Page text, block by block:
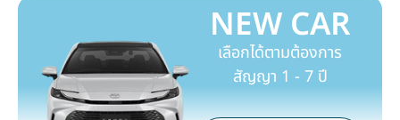
NEW CAR
เลือกได้ตามต้องการ
สัญญา 1 - 7 ปี